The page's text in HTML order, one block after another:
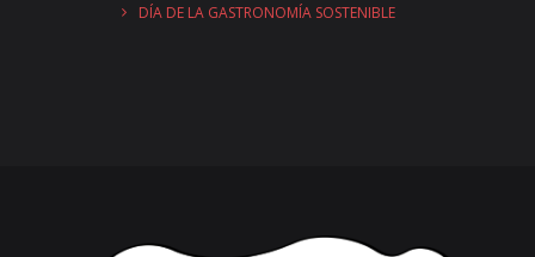
DÍA DE LA GASTRONOMÍA SOSTENIBLE